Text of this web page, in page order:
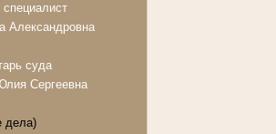
Александровна
суда
Сергеевна
дела)